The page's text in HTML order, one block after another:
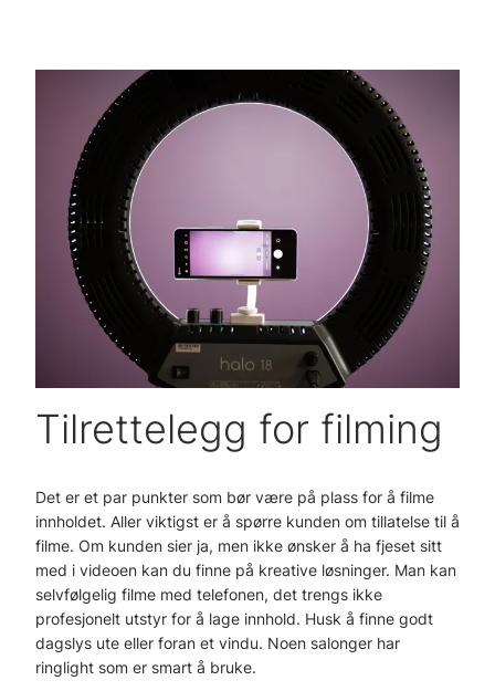
Tilrettelegg for filming
Det er et par punkter som bør være på plass for å filme
innholdet. Aller viktigst er å spørre kunden om tillatelse til å
filme. Om kunden sier ja, men ikke ønsker å ha fjeset sitt
med i videoen kan du finne på kreative løsninger. Man kan
selvfølgelig filme med telefonen, det trengs ikke
profesjonelt utstyr for å lage innhold. Husk å finne godt
dagslys ute eller foran et vindu. Noen salonger har
ringlight som er smart å bruke.